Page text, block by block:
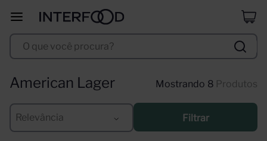
O que você procura?
American Lager 8 Produtos
Relevância Filtrar
º selección
10ºcorpus astral